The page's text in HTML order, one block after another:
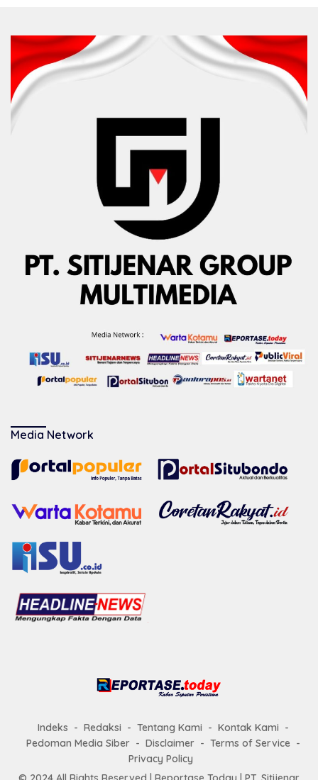
Media Network
Indeks Redaksi Tentang Kami
Kontak Kami
Pedoman Media Siber
Disclaimer
Terms of Service
Privacy Policy